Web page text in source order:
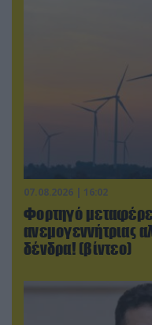
07.08.2026 | 16:02
Φορτηγό
ανεμογεννήτριας
δένδρα! (βίντεο)